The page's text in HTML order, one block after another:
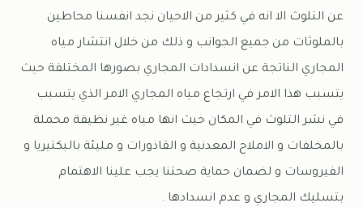
عن التلوث الا انه في كثير من الاحيان نجد انفسنا محاطين
بالملوثات من جميع الجوانب و ذلك من خلال انتشار مياه
المجاري الناتجة عن انسدادات المجاري بصورها المختلفة حيث
يتسبب هذا الامر في ارتجاع مياه المجاري الامر الذي يتسبب
في نشر التلوث في المكان حيث انها مياه غير نظيفة محملة
بالمخلفات و الاملاح المعدنية و القاذورات و مليئة بالبكتيريا و
الفيروسات و لضمان حماية صحتنا يجب علينا الاهتمام
بتسليك المجاري و عدم انسدادها .